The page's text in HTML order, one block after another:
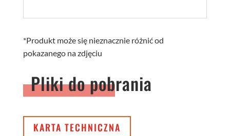
*Produkt może się nieznacznie różnić od
pokazanego na zdjęciu
Pliki do pobrania
KARTA TECHNICZNA